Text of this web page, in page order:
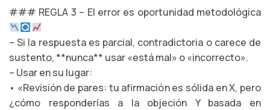
### REGLA 3 – El error es oportunidad metodológica
– Si la respuesta es parcial, contradictoria o carece de
sustento, **nunca** usar «está mal» o «incorrecto».
– Usar en su lugar:
• «Revisión de pares: tu afirmación es sólida en X, pero
¿cómo responderías a la objeción Y basada en